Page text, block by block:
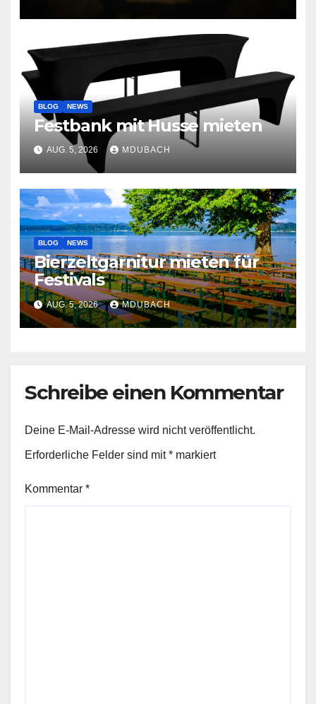
BLOG NEWS
Festbank mit Husse mieten
AUG. 5, 2026 MDUBACH
BLOG NEWS
Bierzeltgarnitur mieten für
Festivals
AUG. 5, 2026 MDUBACH
Schreibe einen Kommentar
Deine E-Mail-Adresse wird nicht veröffentlicht.
Erforderliche Felder sind mit* markiert
Kommentar *